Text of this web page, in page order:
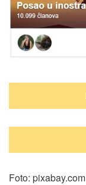
Кретање
Foto: pixabay.com